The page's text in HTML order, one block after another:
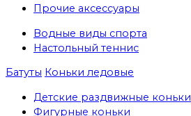
Прочие аксессуары
Водные виды спорта
Настольный теннис
Батуты Коньки ледовые
Детские раздвижные коньки
Фигурные коньки